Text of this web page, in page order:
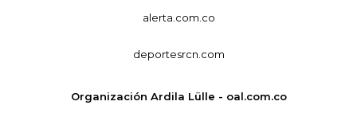
alerta.com.co
deportesrcn.com
Organización Ardila Lülle - oal.com.co